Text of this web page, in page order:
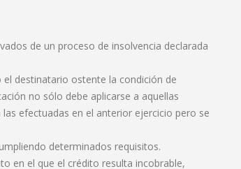
de un proceso de insolvencia declarada
destinatario ostente la condición de
no sólo debe aplicarse a aquellas
efectuadas en el anterior ejercicio pero se
determinados requisitos.
en el que el crédito resulta incobrable,